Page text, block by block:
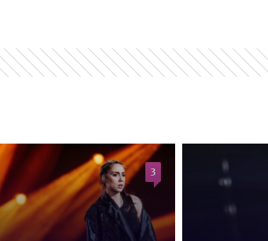
3